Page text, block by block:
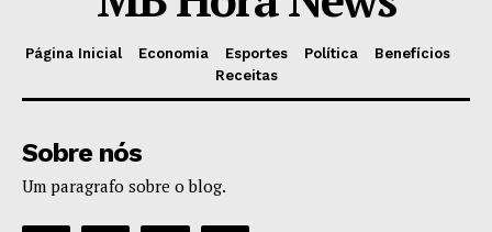
Página Inicial Economia Esportes Política
Benefícios
Receitas
Sobre nós
Um paragrafo sobre o blog.